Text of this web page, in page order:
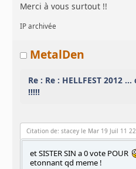
Merci à vous surtout !!
IP archivée
MetalDen
Re : Re : HELLFEST 2012
!!!!!
Citation de: stacey le Mar 19 Juil 11
et SISTER SIN a 0 vote POUR
etonnant qd meme !